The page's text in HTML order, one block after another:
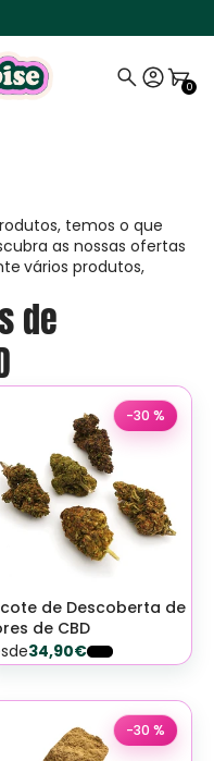
0
temos o que
as nossas ofertas
vários produtos,
de
-30 %
de Descoberta de
de CBD
34,90€
-30 %